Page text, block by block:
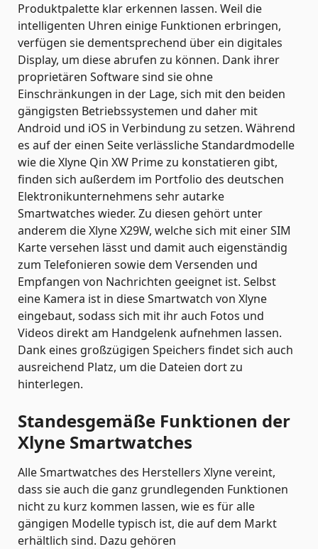
Produktpalette klar erkennen lassen. Weil die
intelligenten Uhren einige Funktionen erbringen,
verfügen sie dementsprechend über ein digitales
Display, um diese abrufen zu können. Dank ihrer
proprietären Software sind sie ohne
Einschränkungen in der Lage, sich mit den beiden
gängigsten Betriebssystemen und daher mit
Android und iOS in Verbindung zu setzen. Während
es auf der einen Seite verlässliche Standardmodelle
wie die Xlyne Qin XW Prime zu konstatieren gibt,
finden sich außerdem im Portfolio des deutschen
Elektronikunternehmens sehr autarke
Smartwatches wieder. Zu diesen gehört unter
anderem die Xlyne X29W, welche sich mit einer SIM
Karte versehen lässt und damit auch eigenständig
zum Telefonieren sowie dem Versenden und
Empfangen von Nachrichten geeignet ist. Selbst
eine Kamera ist in diese Smartwatch von Xlyne
eingebaut, sodass sich mit ihr auch Fotos und
Videos direkt am Handgelenk aufnehmen lassen.
Dank eines großzügigen Speichers findet sich auch
ausreichend Platz, um die Dateien dort zu
hinterlegen.
Standesgemäße Funktionen der
Xlyne Smartwatches
Alle Smartwatches des Herstellers Xlyne vereint,
dass sie auch die ganz grundlegenden Funktionen
nicht zu kurz kommen lassen, wie es für alle
gängigen Modelle typisch ist, die auf dem Markt
erhältlich sind. Dazu gehören